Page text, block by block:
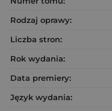
Rodzaj oprawy:
Liczba stron:
Rok wydania:
Data premiery:
Język wydania: